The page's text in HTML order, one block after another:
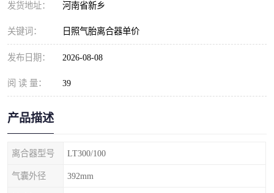
发货地址： 河南省新乡
关键词： 日照气胎离合器单价
发布日期： 2026-08-08
阅 读 量： 39
产品描述
离合器型号 LT300/100
气囊外径 392mm